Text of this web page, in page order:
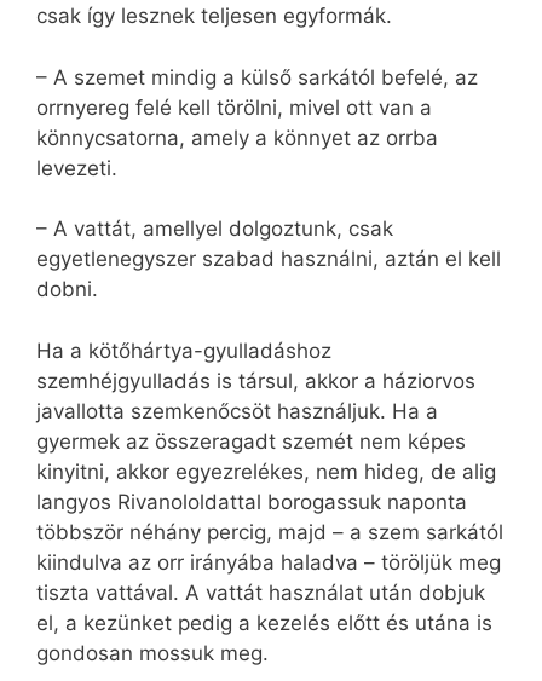
csak így lesznek teljesen egyformák.
– A szemet mindig a külső sarkától befelé, az
orrnyereg felé kell törölni, mivel ott van a
könnycsatorna, amely a könnyet az orrba
levezeti.
– A vattát, amellyel dolgoztunk, csak
egyetlenegyszer szabad használni, aztán el kell
dobni.
Ha a kötőhártya-gyulladáshoz
szemhéjgyulladás is társul, akkor a háziorvos
javallotta szemkenőcsöt használjuk. Ha a
gyermek az összeragadt szemét nem képes
kinyitni, akkor egyezrelékes, nem hideg, de alig
langyos Rivanololdattal borogassuk naponta
többször néhány percig, majd – a szem sarkától
kiindulva az orr irányába haladva – töröljük meg
tiszta vattával. A vattát használat után dobjuk
el, a kezünket pedig a kezelés előtt és utána is
gondosan mossuk meg.